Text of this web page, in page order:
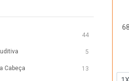
44
5
Cabeça 13